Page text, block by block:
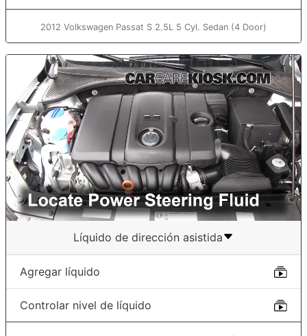
2012 Volkswagen Passat S 2.5L 5 Cyl. Sedan (4 Door)
Líquido de dirección asistida
Agregar líquido
Controlar nivel de líquido